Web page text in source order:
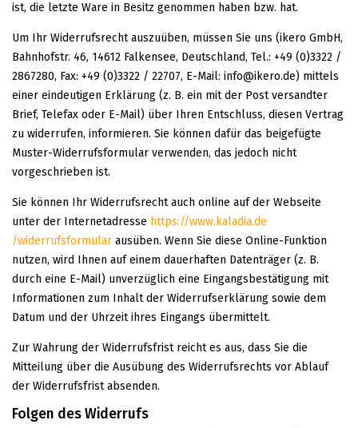
ist, die letzte Ware in Besitz genommen haben bzw. hat.
Um Ihr Widerrufsrecht auszuüben, müssen Sie uns (ikero GmbH,
Bahnhofstr. 46, 14612 Falkensee, Deutschland, Tel.: +49 (0)3322 /
2867280, Fax: +49 (0)3322 / 22707, E-Mail: info@ikero.de) mittels
einer eindeutigen Erklärung (z. B. ein mit der Post versandter
Brief, Telefax oder E-Mail) über Ihren Entschluss, diesen Vertrag
zu widerrufen, informieren. Sie können dafür das beigefügte
Muster-Widerrufsformular verwenden, das jedoch nicht
vorgeschrieben ist.
Sie können Ihr Widerrufsrecht auch online auf der Webseite
unter der Internetadresse https://www.kaladia.de
/widerrufsformular ausüben. Wenn Sie diese Online-Funktion
nutzen, wird Ihnen auf einem dauerhaften Datenträger (z. B.
durch eine E-Mail) unverzüglich eine Eingangsbestätigung mit
Informationen zum Inhalt der Widerrufserklärung sowie dem
Datum und der Uhrzeit ihres Eingangs übermittelt.
Zur Wahrung der Widerrufsfrist reicht es aus, dass Sie die
Mitteilung über die Ausübung des Widerrufsrechts vor Ablauf
der Widerrufsfrist absenden.
Folgen des Widerrufs